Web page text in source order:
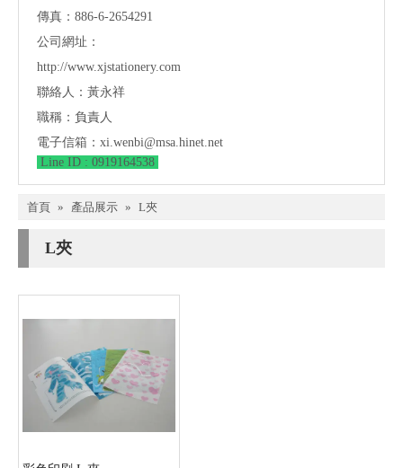
傳真：886-6-2654291
公司網址：
http://www.xjstationery.com
聯絡人：黃永祥
職稱：負責人
電子信箱： xi.wenbi@msa.hinet.net
Line ID : 0919164538
首頁 » 產品展示 » L夾
L夾